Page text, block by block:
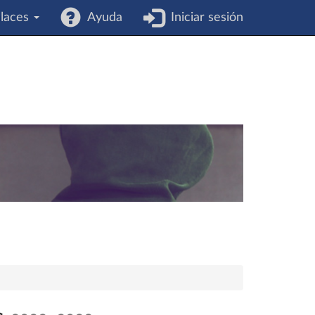
Ayuda Iniciar sesión